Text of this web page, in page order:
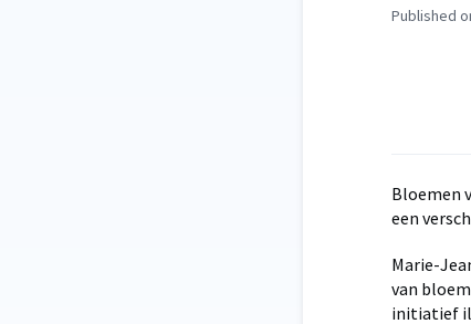
Published
Bloemen
een
Marie-
van
initiatief